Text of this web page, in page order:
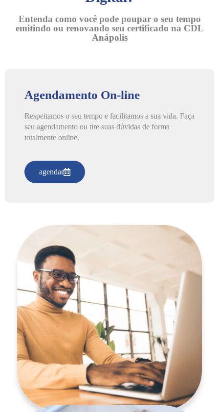
Entenda como você pode poupar o seu tempo
emitindo ou renovando seu certificado na CDL
Anápolis
Agendamento On-line
Respeitamos o seu tempo e facilitamos a sua vida. Faça
seu agendamento ou tire suas dúvidas de forma
totalmente online.
agendar